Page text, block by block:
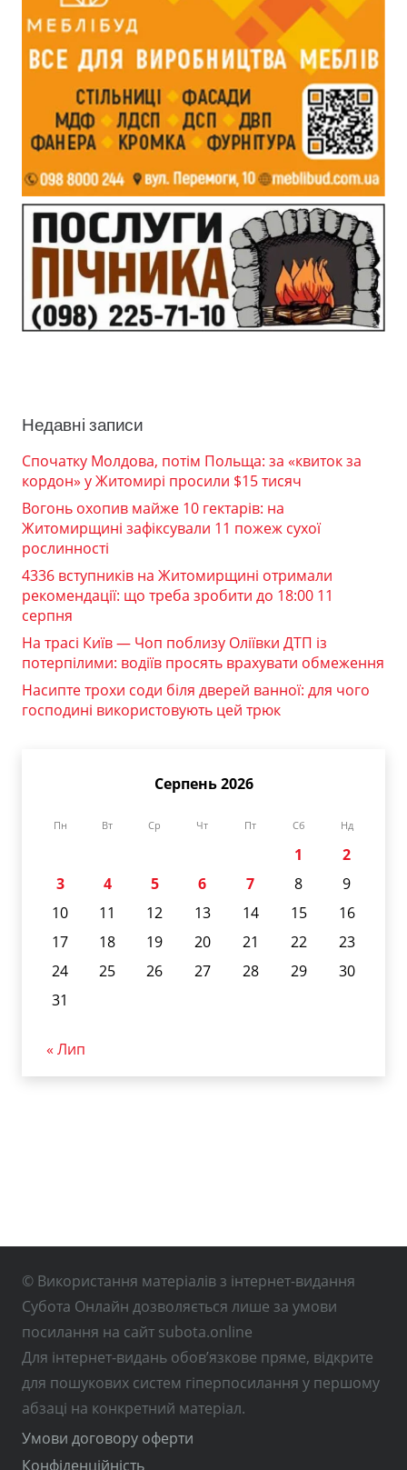
Недавні записи
Спочатку Молдова, потім Польща: за «квиток за
кордон» у Житомирі просили $15 тисяч
Вогонь охопив майже 10 гектарів: на
Житомирщині зафіксували 11 пожеж сухої
рослинності
4336 вступників на Житомирщині отримали
рекомендації: що треба зробити до 18:00 11
серпня
На трасі Київ — Чоп поблизу Оліївки ДТП із
потерпілими: водіїв просять врахувати обмеження
Насипте трохи соди біля дверей ванної: для чого
господині використовують цей трюк
Серпень 2026
Пн Вт Ср Чт Пт Сб Нд
1
2
3
4 5 6 7 8
9
10
11 12 13 14 15
16
17
18 19 20 21 22
23
24
25 26 27 28 29
30
31
« Лип
© Використання матеріалів з інтернет-видання
Субота Онлайн дозволяється лише за умови
посилання на сайт subota.online
Для інтернет-видань обов’язкове пряме, відкрите
для пошукових систем гіперпосилання у першому
абзаці на конкретний матеріал.
Умови договору оферти
Конфіденційність